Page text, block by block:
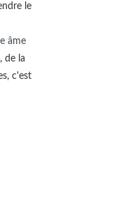
le
âme
de la
c'est